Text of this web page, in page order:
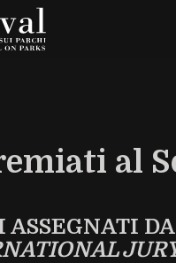
al
ASSEGNATI